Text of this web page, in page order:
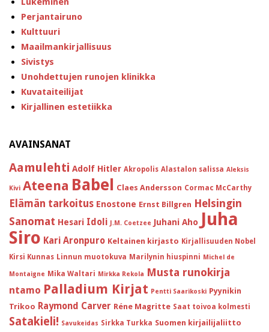
Perjantairuno
Kulttuuri
Maailmankirjallisuus
Sivistys
Unohdettujen runojen klinikka
Kuvataiteilijat
Kirjallinen estetiikka
AVAINSANAT
Aamulehti Adolf Hitler Akropolis Alastalon salissa Aleksis
Kivi Ateena Babel Claes Andersson Cormac McCarthy
Elämän tarkoitus Enostone Ernst Billgren Helsingin
Sanomat Hesari Idoli J.M. Coetzee Juhani Aho Juha
Siro Kari Aronpuro Keltainen kirjasto Kirjallisuuden Nobel
Kirsi Kunnas Linnun muotokuva Marilynin hiuspinni Michel de
Montaigne Mika Waltari Mirkka Rekola Musta runokirja
ntamo Palladium Kirjat Pentti Saarikoski Pyynikin
Trikoo Raymond Carver Réne Magritte Saat toivoa kolmesti
Satakieli! Savukeidas Sirkka Turkka Suomen kirjailijaliitto